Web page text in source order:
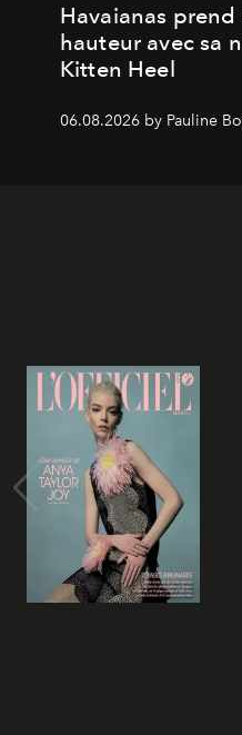
Havaianas prend
hauteur avec sa
Kitten Heel
06.08.2026 by Pauline